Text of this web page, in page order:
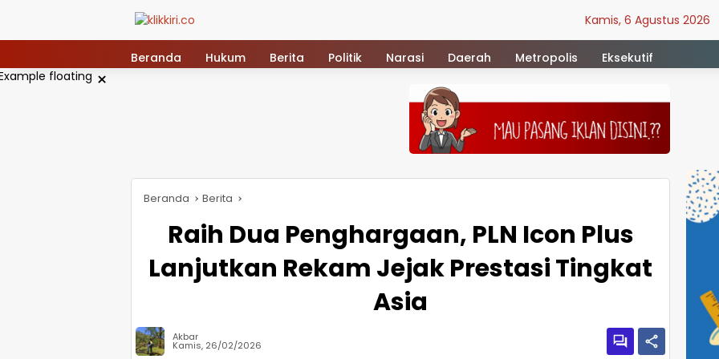
konten
Kamis, 6 Agustus 2026
Beranda Hukum Berita Politik Narasi Daerah Metropolis Eksekutif
×
Beranda Berita
Raih Dua Penghargaan, PLN Icon Plus
Lanjutkan Rekam Jejak Prestasi Tingkat
Asia
Akbar
Kamis, 26/02/2026